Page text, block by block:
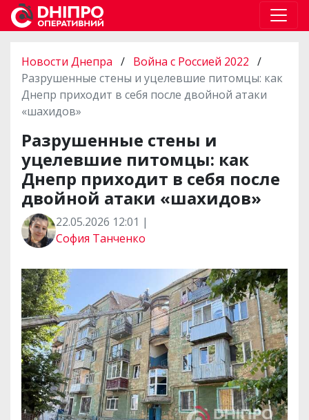
Новости Днепра / Война с Россией 2022 /
Разрушенные стены и уцелевшие питомцы: как
Днепр приходит в себя после двойной атаки
«шахидов»
Разрушенные стены и
уцелевшие питомцы: как
Днепр приходит в себя после
двойной атаки «шахидов»
22.05.2026 12:01 |
София Танченко